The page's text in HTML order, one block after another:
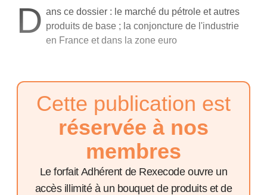
D ans ce dossier : le marché du pétrole et autres
produits de base ; la conjoncture de l'industrie
en France et dans la zone euro
Cette publication est
réservée à nos
membres
Le forfait Adhérent de Rexecode ouvre un
accès illimité à un bouquet de produits et de